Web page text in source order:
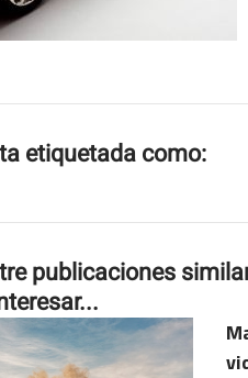
etiquetada como:
publicaciones